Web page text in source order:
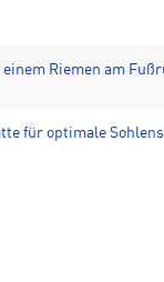
Riemen am
für optimale